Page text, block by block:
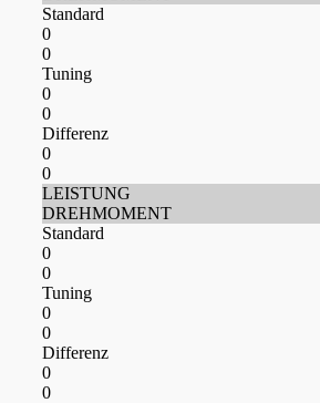
Standard
0
0
Tuning
0
0
Differenz
0
0
LEISTUNG
DREHMOMENT
Standard
0
0
Tuning
0
0
Differenz
0
0